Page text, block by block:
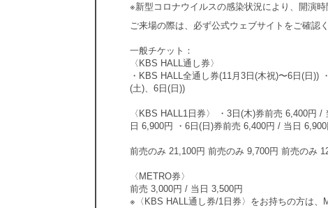
※新型コロナウイルスの感染状況により、開演
ご来場の際は、必ず公式ウェブサイトをご確認く
一般チケット：
〈KBS HALL通し券〉
・KBS HALL全通し券(11月3日(木祝)〜6日(日))
(土)、6日(日))
〈KBS HALL1日券〉 ・3日(木)券前売 6,400円
日 6,900円 ・6日(日)券前売 6,400円 / 当日 6,900
前売のみ 21,100円 前売のみ 9,700円 前売のみ
〈METRO券〉
前売 3,000円 / 当日 3,500円
※〈KBS HALL通し券/1日券〉をお持ちの方は